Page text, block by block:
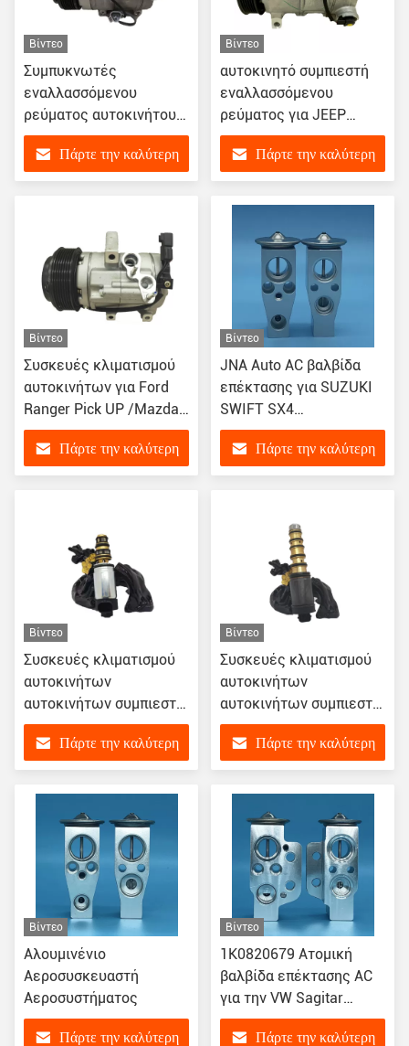
Βίντεο
Συμπυκνωτές
εναλλασσόμενου
ρεύματος αυτοκινήτου
12V για Toyota Prado
Land Cruiser TRJ150
GRJ150 7GR 88320-
Πάρτε την καλύτερη
Βίντεο
αυτοκινητό συμπιεστή
εναλλασσόμενου
ρεύματος για JEEP
Compass 2.4 Dodge
Caliber 5058228AE
5058228AH 5058228AF
55111810AA
Πάρτε την καλύτερη
Βίντεο
Συσκευές κλιματισμού
αυτοκινήτων για Ford
Ranger Pick UP /Mazda
BT50 αγωγός συμπίεσης
AC AB3919D629AA
AB3919D629BB 1715092
Πάρτε την καλύτερη
Βίντεο
JNA Auto AC βαλβίδα
επέκτασης για SUZUKI
SWIFT SX4
T1029537MA
Πάρτε την καλύτερη
Βίντεο
Συσκευές κλιματισμού
αυτοκινήτων
αυτοκινήτων συμπιεστή
συσσωρευτικού για
αυτοκίνητα Κεφάλαιο
ελέγχου για Buick
Enclave /2016 Lacrosse
/XTS/CIVIC
Πάρτε την καλύτερη
Βίντεο
Συσκευές κλιματισμού
αυτοκινήτων
αυτοκινήτων συμπιεστή
AC βαλβίδα ελέγχου για
την Toyota REIZ Haice
2.7 Δόγη πυξίδα
Πάρτε την καλύτερη
Βίντεο
Αλουμινένιο
Αεροσυσκευαστή
Αεροσυστήματος
Πάρτε την καλύτερη
Βίντεο
1K0820679 Ατομική
βαλβίδα επέκτασης AC
για την VW Sagitar
Passat Audi
Πάρτε την καλύτερη